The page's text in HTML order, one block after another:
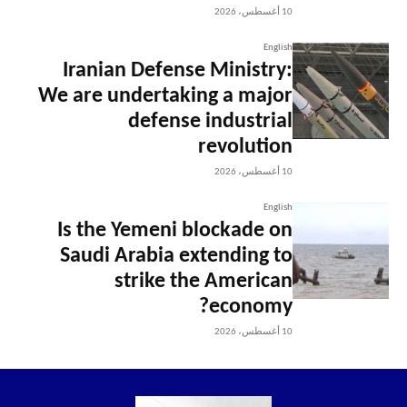
10 أغسطس، 2026
English
Iranian Defense Ministry:
We are undertaking a major
defense industrial
revolution
10 أغسطس، 2026
English
Is the Yemeni blockade on
Saudi Arabia extending to
strike the American
economy?
10 أغسطس، 2026